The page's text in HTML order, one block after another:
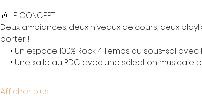
🎶 LE CONCEPT
Deux ambiances, deux niveaux de cours, deux
porter !
• Un espace 100% Rock 4 Temps au sous-sol
• Une salle au RDC avec une sélection musicale
Afficher plus